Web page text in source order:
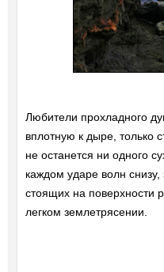
Любители прохладного
вплотную к дыре, только
не останется ни одного
каждом ударе волн снизу,
стоящих на поверхности
легком землетрясении.